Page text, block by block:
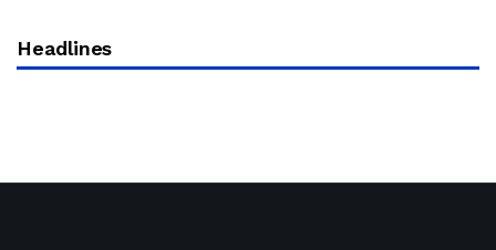
Headlines